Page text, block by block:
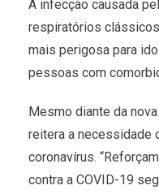
A infecção causada
respiratórios
mais perigosa para
pessoas com
Mesmo diante da
reitera a necessidade
coronavírus.
contra a COVID-19